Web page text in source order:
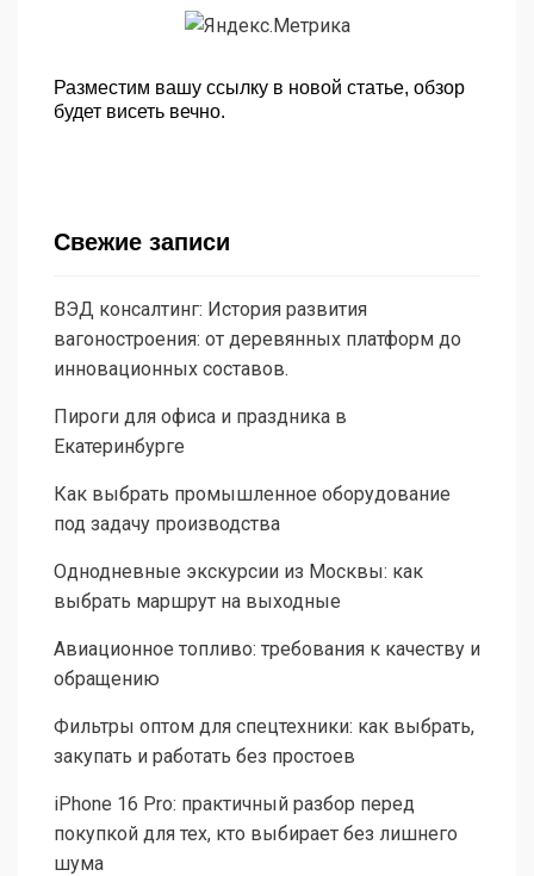
Разместим вашу ссылку в новой статье, обзор
будет висеть вечно.
Свежие записи
ВЭД консалтинг: История развития
вагоностроения: от деревянных платформ до
инновационных составов.
Пироги для офиса и праздника в
Екатеринбурге
Как выбрать промышленное оборудование
под задачу производства
Однодневные экскурсии из Москвы: как
выбрать маршрут на выходные
Авиационное топливо: требования к качеству и
обращению
Фильтры оптом для спецтехники: как выбрать,
закупать и работать без простоев
iPhone 16 Pro: практичный разбор перед
покупкой для тех, кто выбирает без лишнего
шума